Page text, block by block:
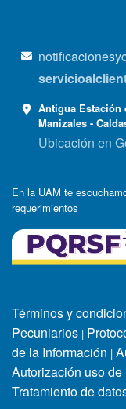
Antigua Estación
Manizales -
Ubicación en
En la UAM te
requerimientos
Términos y
Pecuniarios |
de la Información |
Autorización uso
Tratamiento de